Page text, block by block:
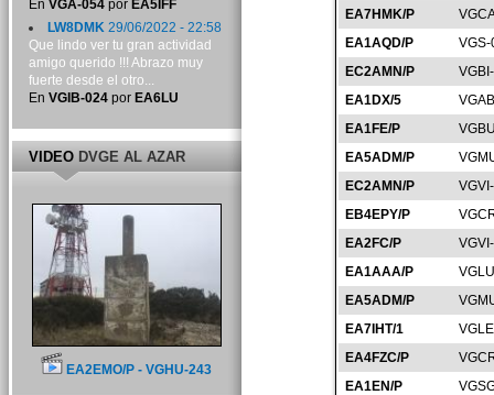
EA7HMK/P
EA1AQD/P
EC2AMN/P
EA1DX/5
EA1FE/P
EA5ADM/P
EC2AMN/P
EB4EPY/P
EA2FC/P
EA1AAA/P
EA5ADM/P
EA7IHT/1
EA4FZC/P
EA1EN/P
En VGA-054por EA5IFF
LW8DMK29/06/2022 - 22:58
Que lindo ver tu gran actividad
amigo querido !!! Abrazo muy
fuerte desde el otro...
En VGIB-024por EA6LU
VIDEODVGE AL AZAR
EA2EMO/P - VGHU-243